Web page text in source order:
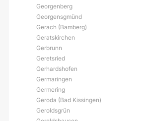
Georgenberg
Georgensgmünd
Gerach (Bamberg)
Geratskirchen
Gerbrunn
Geretsried
Gerhardshofen
Germaringen
Germering
Geroda (Bad Kissingen)
Geroldsgrün